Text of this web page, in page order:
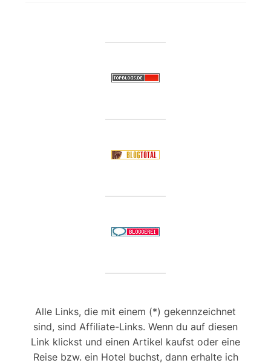
Alle Links, die mit einem (*) gekennzeichnet
sind, sind Affiliate-Links. Wenn du auf diesen
Link klickst und einen Artikel kaufst oder eine
Reise bzw. ein Hotel buchst, dann erhalte ich